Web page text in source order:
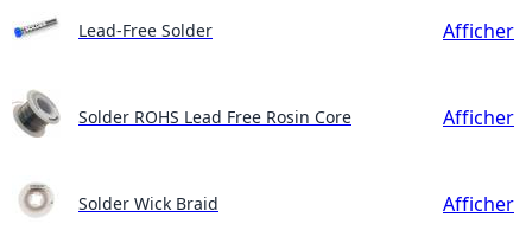
Lead-Free Solder Afficher
Solder ROHS Lead Free Rosin Core Afficher
Solder Wick Braid Afficher